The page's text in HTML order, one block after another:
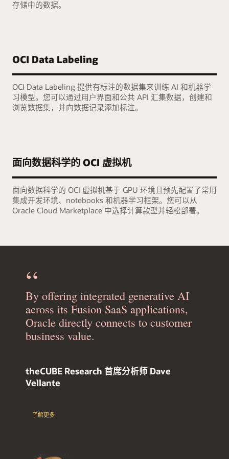
存储中的数据。
OCI Data Labeling
OCI Data Labeling 提供有标注的数据集来训练 AI 和机器学
习模型。您可以通过用户界面和公共 API 汇集数据，创建和
浏览数据集，并向数据记录添加标注。
面向数据科学的 OCI 虚拟机
面向数据科学的 OCI 虚拟机基于 GPU 环境且预先配置了常用
集成开发环境、notebooks 和机器学习框架。您可以从
Oracle Cloud Marketplace 中选择计算款型并轻松部署。
By offering integrated generative AI
across its Fusion SaaS applications,
Oracle directly connects to customer
business value.
theCUBE Research 首席分析师 Dave
Vellante
了解更多